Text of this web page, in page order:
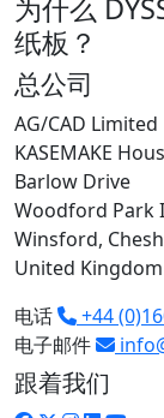
为什么
纸板？
总公司
AG/CAD Limited
KASEMAKE
Barlow Drive
Woodford Park
Winsford,
United Kingdom
电话
+44
电子邮件
跟着我们